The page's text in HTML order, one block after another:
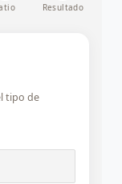
Resultado
tipo de